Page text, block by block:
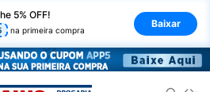
5% OFF!
na primeira compra
Baixar